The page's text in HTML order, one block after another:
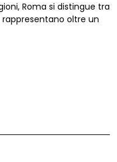
Roma si distingue tra
oltre un